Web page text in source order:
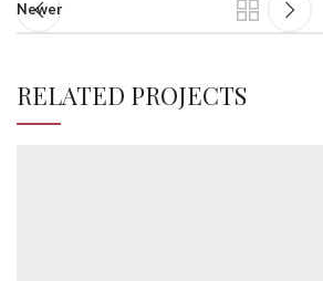
Newer
RELATED PROJECTS